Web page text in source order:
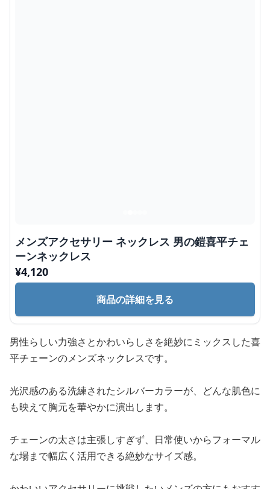
メンズアクセサリー ネックレス 男の鎧喜平チェ
ーンネックレス
¥4,120
商品の詳細を見る
男性らしい力強さとかわいらしさを絶妙にミックスした喜
平チェーンのメンズネックレスです。
光沢感のある洗練されたシルバーカラーが、どんな肌色に
も映えて胸元を華やかに演出します。
チェーンの太さは主張しすぎず、日常使いからフォーマル
な場まで幅広く活用できる絶妙なサイズ感。